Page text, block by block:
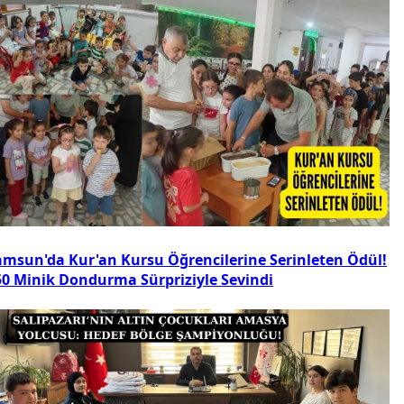
Kur'an Kursu Öğrencilerine Serinleten Ödül!
Minik Dondurma Sürpriziyle Sevindi